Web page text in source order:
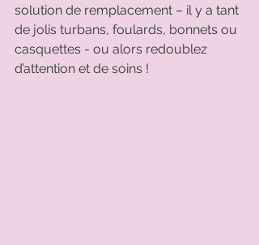
solution de remplacement – il y a tant
de jolis turbans, foulards, bonnets ou
casquettes - ou alors redoublez
d’attention et de soins !